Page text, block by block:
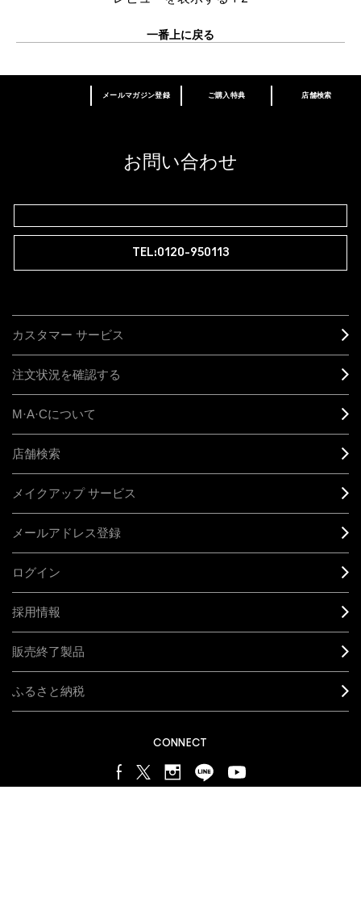
一番上に戻る
あなたはM･A･Cラバー ロイヤリティ プログ
登録後の初回購入時に10%OFF
メールマガジン登録 ご購入特典 店舗検索
お問い合わせ
TEL:0120-950113
カスタマー サービス
注文状況を確認する
M·A·Cについて
店舗検索
メイクアップ サービス
メールアドレス登録
ログイン
採用情報
販売終了製品
ふるさと納税
CONNECT